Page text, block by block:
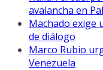
avalancha en
Machado exige
de diálogo
Marco Rubio
Venezuela